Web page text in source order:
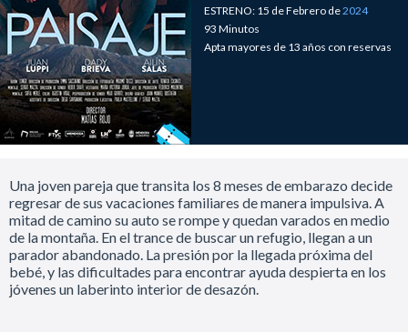
ESTRENO: 15 de Febrero de2024
93 Minutos
Apta mayores de 13 años con reservas
Una joven pareja que transita los 8 meses de embarazo decide
regresar de sus vacaciones familiares de manera impulsiva. A
mitad de camino su auto se rompe y quedan varados en medio
de la montaña. En el trance de buscar un refugio, llegan a un
parador abandonado. La presión por la llegada próxima del
bebé, y las dificultades para encontrar ayuda despierta en los
jóvenes un laberinto interior de desazón.